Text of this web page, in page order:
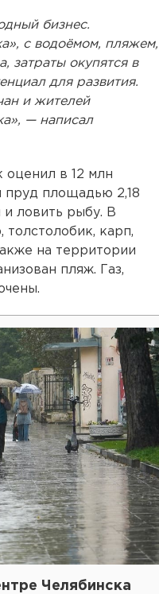
бизнес.
с водоёмом, пляжем,
затраты окупятся в
для развития.
и жителей
— написал
оценил в 12 млн
пруд площадью 2,18
и ловить рыбу. В
карп,
на территории
пляж. Газ,
Челябинска